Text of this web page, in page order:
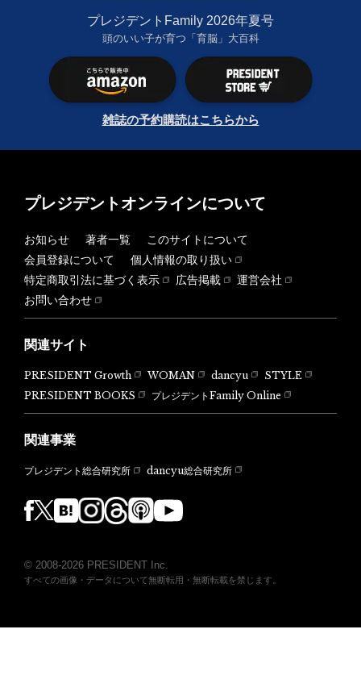
プレジデントFamily 2026年夏号
頭のいい子が育つ「育脳」大百科
雑誌の予約購読はこちらから
プレジデントオンラインについて
お知らせ 著者一覧
このサイトについて
会員登録について
個人情報の取り扱い
特定商取引法に基づく表示
広告掲載
運営会社
お問い合わせ
関連サイト
PRESIDENT Growth WOMAN dancyu
STYLE
PRESIDENT BOOKS
プレジデントFamily Online
関連事業
プレジデント総合研究所 dancyu総合研究所
© 2008-2026 PRESIDENT Inc.
すべての画像・データについて無断転用・無断転載を禁じます。